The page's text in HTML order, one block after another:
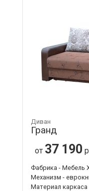
Диван
Гранд
от 37 190
Фабрика - Мебель
Механизм -
Материал